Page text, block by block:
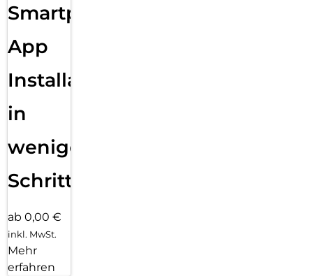
Smartphone
App
Installation
in
wenigen
Schritten
ab 0,00 €
inkl. MwSt.
Mehr
erfahren